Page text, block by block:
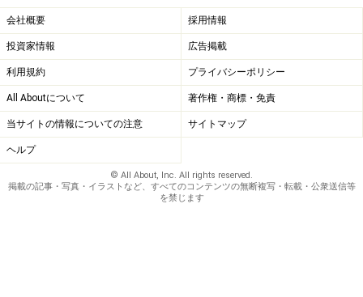
会社概要 採用情報
投資家情報 広告掲載
利用規約 プライバシーポリシー
All Aboutについて 著作権・商標・免責
当サイトの情報についての注意 サイトマップ
ヘルプ
© All About, Inc. All rights reserved.
掲載の記事・写真・イラストなど、すべてのコンテンツの無断複写・転載・公衆送信等
を禁じます